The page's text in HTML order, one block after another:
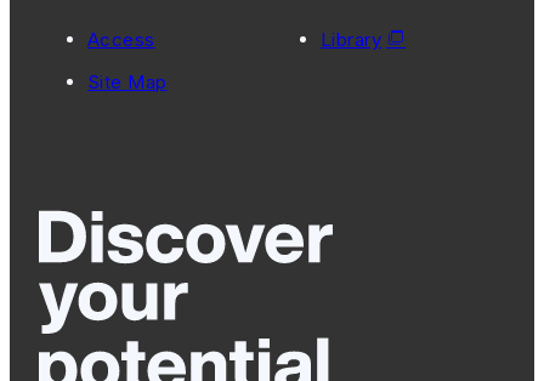
Access
Site Map
Library